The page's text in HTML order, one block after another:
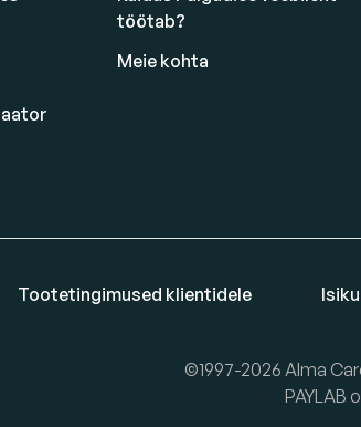
töötab?
Meie kohta
Tootetingimused klientidele
©1997-2026 Alma
PAYLAB